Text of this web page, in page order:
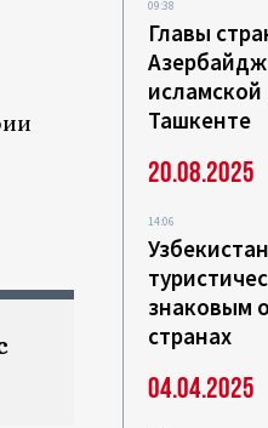
09:38
Главы
Ташкенте
20.08.2025
14:06
знаковым
странах
04.04.2025